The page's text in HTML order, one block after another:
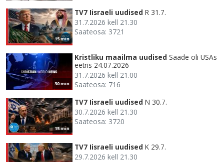
15 min
TV7 Iisraeli uudised R 31.7.
31.7.2026 kell 21.30
Saateosa: 3721
30 min
Kristliku maailma uudised Saade oli USAs
eetris 24.07.2026
31.7.2026 kell 21.00
Saateosa: 716
15 min
TV7 Iisraeli uudised N 30.7.
30.7.2026 kell 21.30
Saateosa: 3720
TV7 Iisraeli uudised K 29.7.
29.7.2026 kell 21.30